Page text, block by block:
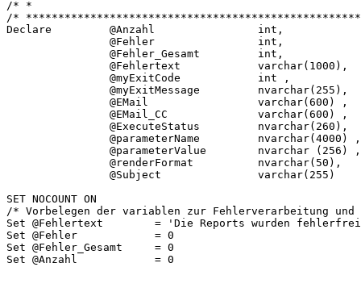
/* *
/*
Declare         @Anzahl                int,
                @Fehler                int,
                @Fehler_Gesamt         int,
                @Fehlertext            varchar(1000),
                @myExitCode            int ,
                @myExitMessage         nvarchar(255),
                @EMail                 varchar(600) ,
                @EMail_CC              varchar(600) ,
                @ExecuteStatus         nvarchar(260),
                @parameterName         nvarchar(4000) ,
                @parameterValue        nvarchar (256) ,
                @renderFormat          nvarchar(50),
                @Subject               varchar(255)
SET NOCOUNT ON
/* Vorbelegen der variablen zur Fehlerverarbeitung und
Set @Fehlertext        = 'Die Reports wurden
Set @Fehler            = 0
Set @Fehler_Gesamt     = 0
Set @Anzahl            = 0